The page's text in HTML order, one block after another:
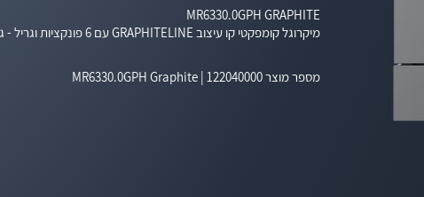
MR6330.0GPH GRAPHITE
מיקרוגל קומפקטי קו עיצוב GRAPHITELINE עם 6 פונקציות וגריל - גובה נישה 38 ס"מ ודלת על צירים בצד ימין
מספר מוצר MR6330.0GPH Graphite |122040000